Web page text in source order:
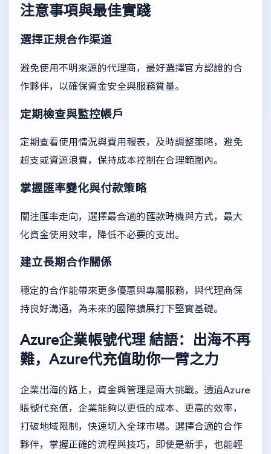
注意事項與最佳實踐
選擇正規合作渠道
避免使用不明來源的代理商，最好選擇官方認證的合
作夥伴，以確保資金安全與服務質量。
定期檢查與監控帳戶
定期查看使用情況與費用報表，及時調整策略，避免
超支或資源浪費，保持成本控制在合理範圍內。
掌握匯率變化與付款策略
關注匯率走向，選擇最合適的匯款時機與方式，最大
化資金使用效率，降低不必要的支出。
建立長期合作關係
穩定的合作能帶來更多優惠與專屬服務，與代理商保
持良好溝通，為未來的國際擴展打下堅實基礎。
Azure企業帳號代理 結語：出海不再
難，Azure代充值助你一臂之力
企業出海的路上，資金與管理是兩大挑戰。透過Azure
賬號代充值，企業能夠以更低的成本、更高的效率，
打破地域限制，快速切入全球市場。選擇合適的合作
夥伴，掌握正確的流程與技巧，即使是新手，也能輕